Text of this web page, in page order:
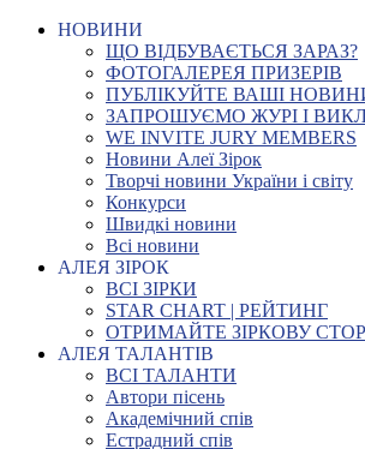
НОВИНИ
ЩО ВІДБУВАЄТЬСЯ ЗАРАЗ?
ФОТОГАЛЕРЕЯ ПРИЗЕРІВ
ПУБЛІКУЙТЕ ВАШІ
ЗАПРОШУЄМО ЖУРІ І
WE INVITE JURY MEMBERS
Новини Алеї Зірок
Творчі новини України і світу
Конкурси
Швидкі новини
Всі новини
АЛЕЯ ЗІРОК
ВСІ ЗІРКИ
STAR CHART | РЕЙТИНГ
ОТРИМАЙТЕ ЗІРКОВУ
АЛЕЯ ТАЛАНТІВ
ВСІ ТАЛАНТИ
Автори пісень
Академічний спів
Естрадний спів